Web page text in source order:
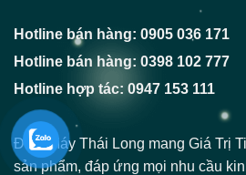
Hotline bán hàng: 0905 036 171
Hotline bán hàng: 0398 102 777
Hotline hợp tác: 0947 153 111
Điện Máy Thái Long mang Giá Trị
sản phẩm, đáp ứng mọi nhu cầu